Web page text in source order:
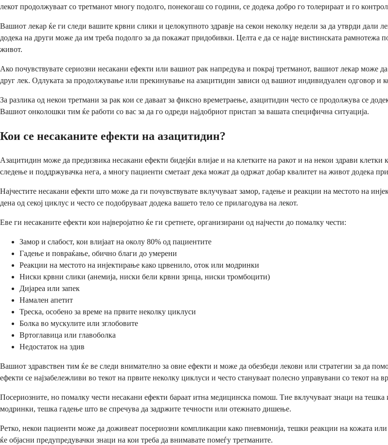
лекот продолжуваат со третманот многу подолго, понекогаш со години, се додека добро го толерираат и го
Вашиот лекар ќе ги следи вашите крвни слики и целокупното здравје на секои неколку недели за да утврди дали
додека на други може да им треба подолго за да покажат придобивки. Целта е да се најде вистинската
живот.
Ако почувствувате сериозни несакани ефекти или вашиот рак напредува и покрај третманот, вашиот лекар може
друг лек. Одлуката за продолжување или прекинување на азацитидин зависи од вашиот индивидуален одговор и
За разлика од некои третмани за рак кои се даваат за фиксно времетраење, азацитидин често се продолжува се
Вашиот онколошки тим ќе работи со вас за да го одреди најдобриот пристап за вашата специфична ситуација.
Кои се несаканите ефекти на азацитидин?
Азацитидин може да предизвика несакани ефекти бидејќи влијае и на клетките на ракот и на некои здрави клетки
следење и поддржувачка нега, а многу пациенти сметаат дека можат да одржат добар квалитет на живот додека
Најчестите несакани ефекти што може да ги почувствувате вклучуваат замор, гадење и реакции на местото на
дена од секој циклус и често се подобруваат додека вашето тело се прилагодува на лекот.
Еве ги несаканите ефекти кои најверојатно ќе ги сретнете, организирани од најчести до помалку чести:
Замор и слабост, кои влијаат на околу 80% од пациентите
Гадење и повраќање, обично благи до умерени
Реакции на местото на инјектирање како црвенило, оток или модринки
Ниски крвни слики (анемија, ниски бели крвни зрнца, ниски тромбоцити)
Дијареа или запек
Намален апетит
Треска, особено за време на првите неколку циклуси
Болка во мускулите или зглобовите
Вртоглавица или главоболка
Недостаток на здив
Вашиот здравствен тим ќе ве следи внимателно за овие ефекти и може да обезбеди лекови или стратегии за да
ефекти се најзабележливи во текот на првите неколку циклуси и често стануваат полесно управувани со текот на
Посериозните, но помалку чести несакани ефекти бараат итна медицинска помош. Тие вклучуваат знаци на
модринки, тешка гадење што ве спречува да задржите течности или отежнато дишење.
Ретко, некои пациенти може да доживеат посериозни компликации како пневмонија, тешки реакции на кожата
ќе објасни предупредувачки знаци на кои треба да внимавате помеѓу третманите.